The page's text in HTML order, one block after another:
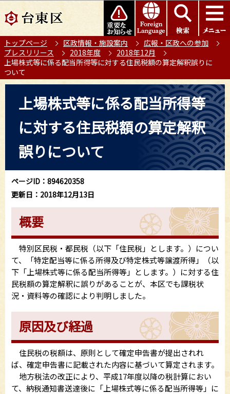
の
ー
ジ
の
先
このページの本文へ移動
トップページ 区政情報・施設案内
広報・区政への参加
プレスリリース
2018年度
2018年12月
上場株式等に係る配当所得等に対する住民税額の算定解釈誤りに
ついて
上場株式等に係る配当所得等
に対する住民税額の算定解釈
誤りについて
ページID：894620358
更新日：2018年12月13日
概要
特別区民税・都民税（以下「住民税」とします。）につい
て、「特定配当等に係る所得及び特定株式等譲渡所得」（以
下「上場株式等に係る配当所得等」とします。）に対する住
民税額の算定解釈に誤りがあることが、本区でも課税状
況・資料等の確認により判明しました。
原因及び経過
住民税の税額は、原則として確定申告書が提出されれ
ば、確定申告書に記載された内容に基づいて算定されます。
地方税法の改正により、平成17年度以降の税計算におい
て、納税通知書送達後に「上場株式等に係る配当所得等」に